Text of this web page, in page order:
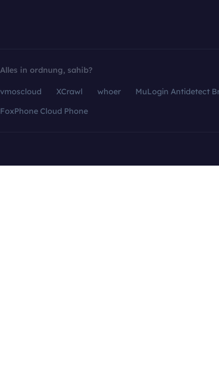
Alles in ordnung, sahib?
vmoscloud XCrawl whoer
MuLogin Antidetect
FoxPhone Cloud Phone